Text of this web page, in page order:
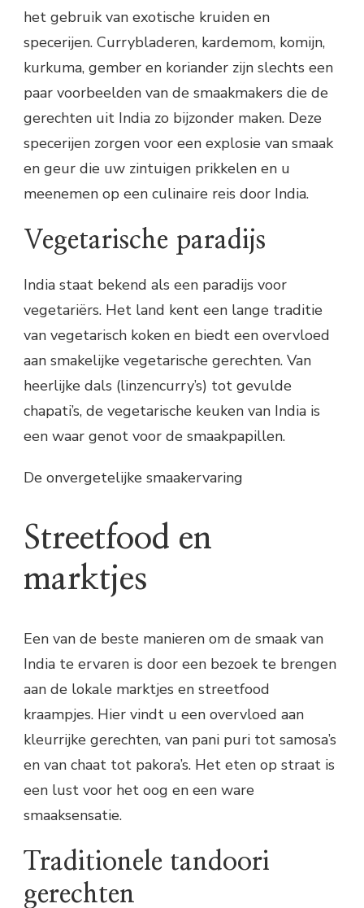
het gebruik van exotische kruiden en
specerijen. Currybladeren, kardemom, komijn,
kurkuma, gember en koriander zijn slechts een
paar voorbeelden van de smaakmakers die de
gerechten uit India zo bijzonder maken. Deze
specerijen zorgen voor een explosie van smaak
en geur die uw zintuigen prikkelen en u
meenemen op een culinaire reis door India.
Vegetarische paradijs
India staat bekend als een paradijs voor
vegetariërs. Het land kent een lange traditie
van vegetarisch koken en biedt een overvloed
aan smakelijke vegetarische gerechten. Van
heerlijke dals (linzencurry’s) tot gevulde
chapati’s, de vegetarische keuken van India is
een waar genot voor de smaakpapillen.
De onvergetelijke smaakervaring
Streetfood en
marktjes
Een van de beste manieren om de smaak van
India te ervaren is door een bezoek te brengen
aan de lokale marktjes en streetfood
kraampjes. Hier vindt u een overvloed aan
kleurrijke gerechten, van pani puri tot samosa’s
en van chaat tot pakora’s. Het eten op straat is
een lust voor het oog en een ware
smaaksensatie.
Traditionele tandoori
gerechten